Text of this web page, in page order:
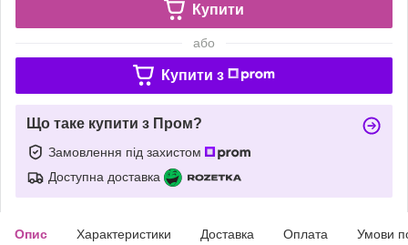
Купити
або
Купити з
Що таке купити з Пром?
Замовлення під захистом
Доступна доставка
Опис Характеристики Доставка Оплата Умови